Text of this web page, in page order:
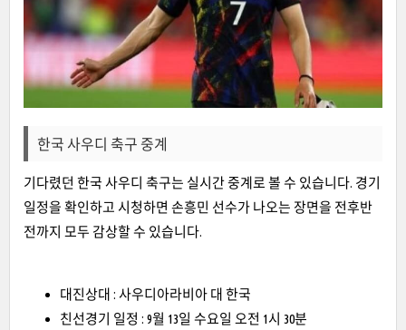
한국 사우디 축구 중계
기다렸던 한국 사우디 축구는 실시간 중계로 볼 수 있습니다. 경기
일정을 확인하고 시청하면 손흥민 선수가 나오는 장면을 전후반
전까지 모두 감상할 수 있습니다.
대진상대 : 사우디아라비아 대 한국
친선경기 일정 : 9월 13일 수요일 오전 1시 30분